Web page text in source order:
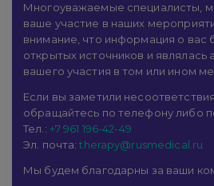
Многоуважаемые специалисты,
ваше участие в наших
внимание, что информация о вас
открытых источников и являлась
вашего участия в том или ином
Если вы заметили
обращайтесь по телефону либо
Тел.: +7 961 196-42-49
Эл. почта:therapy@rusmedical.ru
Мы будем благодарны за ваши